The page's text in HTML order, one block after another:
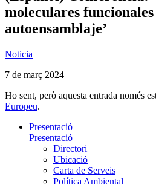
moleculares
autoensamblaje’
Noticia
7 de març 2024
Ho sent, però aquesta entrada només
Europeu.
Presentació
Presentació
Directori
Ubicació
Carta de Serveis
Política Ambiental